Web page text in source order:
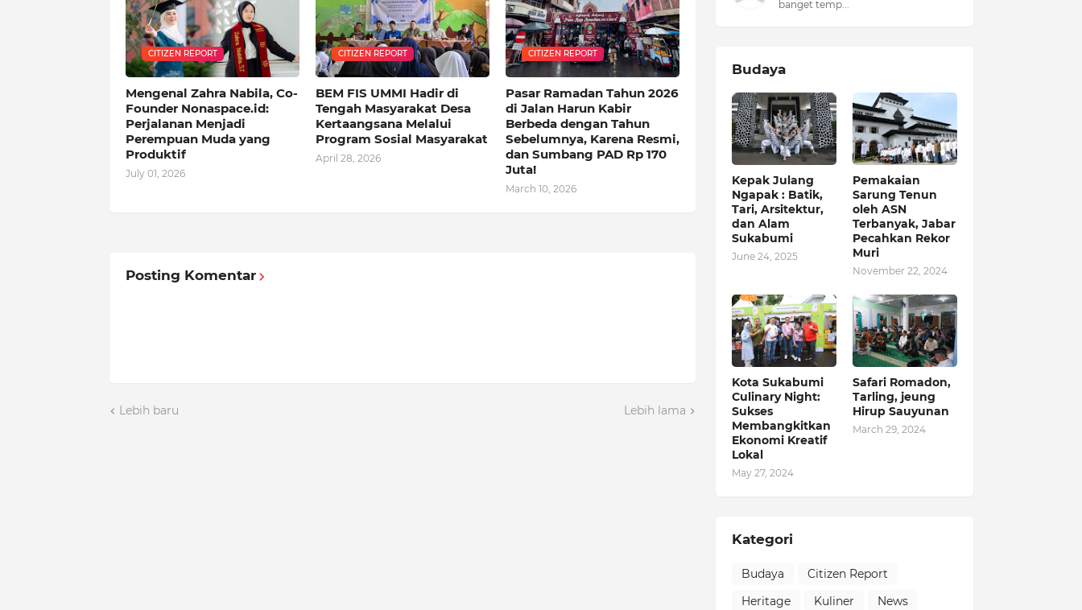
CITIZEN REPORT
Mengenal Zahra Nabila, Co-
Founder Nonaspace.id:
Perjalanan Menjadi
Perempuan Muda yang
Produktif
July 01, 2026
CITIZEN REPORT
BEM FIS UMMI Hadir di
Tengah Masyarakat Desa
Kertaangsana Melalui
Program Sosial Masyarakat
April 28, 2026
CITIZEN REPORT
Pasar Ramadan Tahun 2026
di Jalan Harun Kabir
Berbeda dengan Tahun
Sebelumnya, Karena Resmi,
dan Sumbang PAD Rp 170
Juta!
March 10, 2026
Posting Komentar
Lebih baru Lebih lama
banget temp...
Budaya
Kepak Julang
Ngapak : Batik,
Tari, Arsitektur,
dan Alam
Sukabumi
June 24, 2025
Pemakaian
Sarung Tenun
oleh ASN
Terbanyak, Jabar
Pecahkan Rekor
Muri
November 22, 2024
Kota Sukabumi
Culinary Night:
Sukses
Membangkitkan
Ekonomi Kreatif
Lokal
May 27, 2024
Safari Romadon,
Tarling, jeung
Hirup Sauyunan
March 29, 2024
Kategori
Budaya
Citizen Report
Heritage
Kuliner
News